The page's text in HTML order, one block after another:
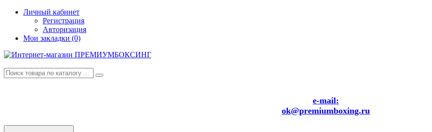
Личный кабинет
Регистрация
Авторизация
Мои закладки (0)
e-mail:
ok@premiumboxing.ru